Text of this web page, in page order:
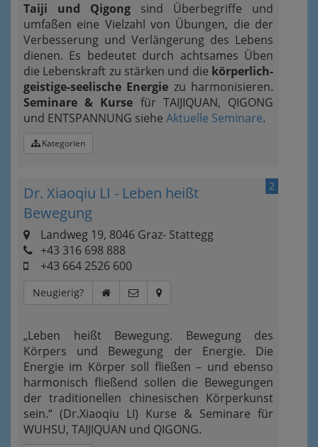
Taiji und Qigong sind Überbegriffe und
umfaßen eine Vielzahl von Übungen, die der
Verbesserung und Verlängerung des Lebens
dienen. Es bedeutet durch achtsames Üben
die Lebenskraft zu stärken und die körperlich-
geistige-seelische Energie zu harmonisieren.
Seminare & Kurse für TAIJIQUAN, QIGONG
und ENTSPANNUNG siehe Aktuelle Seminare.
Kategorien
2
Dr. Xiaoqiu LI - Leben heißt
Bewegung
Landweg 19, 8046 Graz- Stattegg
+43 316 698 888
+43 664 2526 600
Neugierig?
„Leben heißt Bewegung. Bewegung des
Körpers und Bewegung der Energie. Die
Energie im Körper soll fließen – und ebenso
harmonisch fließend sollen die Bewegungen
der traditionellen chinesischen Körperkunst
sein.“ (Dr.Xiaoqiu LI) Kurse & Seminare für
WUHSU, TAIJIQUAN und QIGONG.